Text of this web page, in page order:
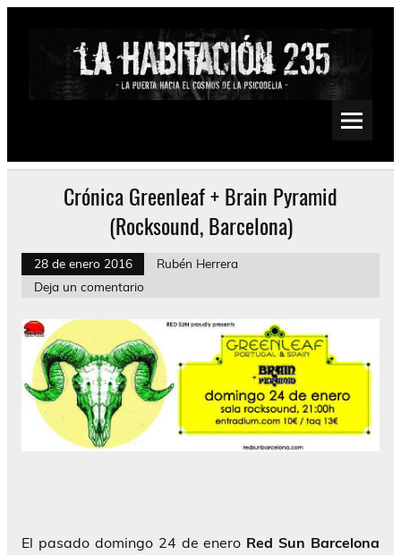
Saltar
Psychedelic, Stoner, Doom, Sludge, Fuzz, Space, Drone
Crónica Greenleaf + Brain Pyramid
(Rocksound, Barcelona)
28 de enero 2016
Rubén Herrera
Deja un comentario
El pasado domingo 24 de enero Red Sun Barcelona